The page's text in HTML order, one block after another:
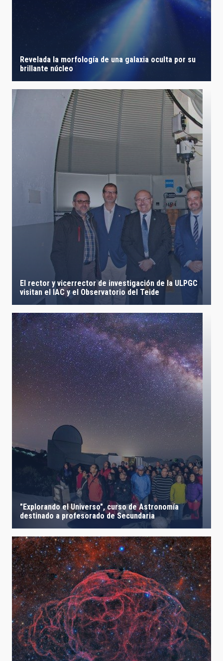
Revelada la morfología de una galaxia oculta por su
brillante núcleo
El rector y vicerrector de investigación de la ULPGC
visitan el IAC y el Observatorio del Teide
"Explorando el Universo", curso de Astronomía
destinado a profesorado de Secundaria